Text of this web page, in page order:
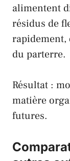
alimentent
résidus de
rapidement,
du parterre.
Résultat :
matière
futures.